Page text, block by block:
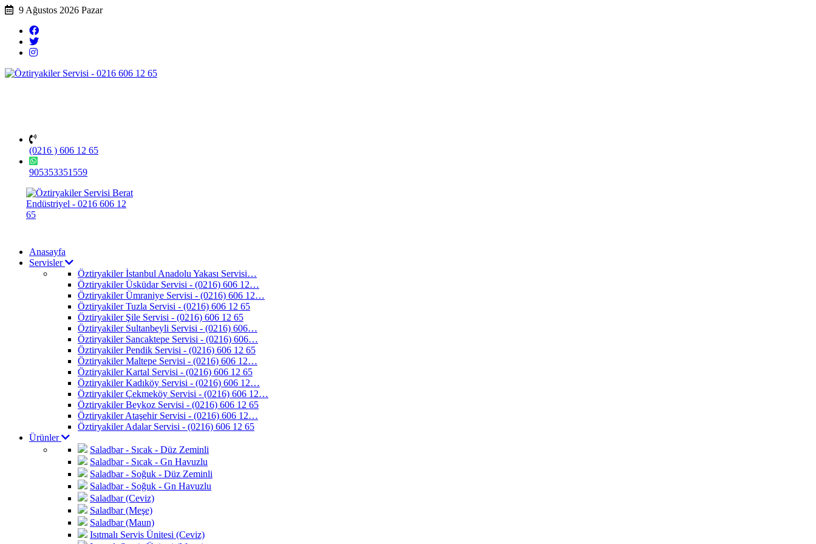
9 Ağustos 2026 Pazar
(0216 ) 606 12 65
905353351559
Anasayfa
Servisler
Öztiryakiler İstanbul Anadolu Yakası Servisi…
Öztiryakiler Üsküdar Servisi - (0216) 606 12…
Öztiryakiler Ümraniye Servisi - (0216) 606 12…
Öztiryakiler Tuzla Servisi - (0216) 606 12 65
Öztiryakiler Şile Servisi - (0216) 606 12 65
Öztiryakiler Sultanbeyli Servisi - (0216) 606…
Öztiryakiler Sancaktepe Servisi - (0216) 606…
Öztiryakiler Pendik Servisi - (0216) 606 12 65
Öztiryakiler Maltepe Servisi - (0216) 606 12…
Öztiryakiler Kartal Servisi - (0216) 606 12 65
Öztiryakiler Kadıköy Servisi - (0216) 606 12…
Öztiryakiler Çekmeköy Servisi - (0216) 606 12…
Öztiryakiler Beykoz Servisi - (0216) 606 12 65
Öztiryakiler Ataşehir Servisi - (0216) 606 12…
Öztiryakiler Adalar Servisi - (0216) 606 12 65
Ürünler
Saladbar - Sıcak - Düz Zeminli
Saladbar - Sıcak - Gn Havuzlu
Saladbar - Soğuk - Düz Zeminli
Saladbar - Soğuk - Gn Havuzlu
Saladbar (Ceviz)
Saladbar (Meşe)
Saladbar (Maun)
Isıtmalı Servis Ünitesi (Ceviz)